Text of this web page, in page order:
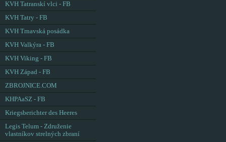
KVH Tatranskí vlci - FB
KVH Tatry - FB
KVH Trnavská posádka
KVH Valkýra - FB
KVH Viking - FB
KVH Západ - FB
ZBROJNICE.COM
KHPAaSZ - FB
Kriegsberichter des Heeres
Legis Telum - Združenie
vlastníkov strelných zbraní